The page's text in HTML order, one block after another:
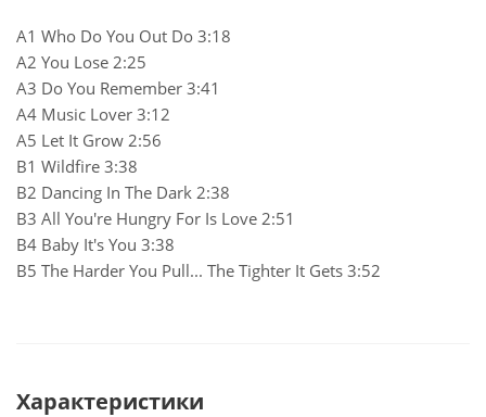
A1 Who Do You Out Do 3:18
A2 You Lose 2:25
A3 Do You Remember 3:41
A4 Music Lover 3:12
A5 Let It Grow 2:56
B1 Wildfire 3:38
B2 Dancing In The Dark 2:38
B3 All You're Hungry For Is Love 2:51
B4 Baby It's You 3:38
B5 The Harder You Pull... The Tighter It Gets 3:52
Характеристики